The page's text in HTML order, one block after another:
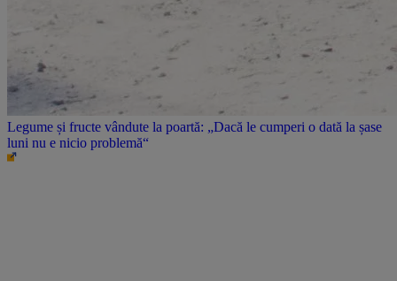
Legume și fructe vândute la poartă: „Dacă le cumperi o dată la șase
luni nu e nicio problemă“